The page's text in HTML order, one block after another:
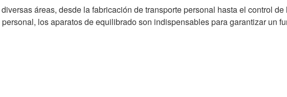
áreas, desde la fabricación de transporte personal hasta el control
los aparatos de equilibrado son indispensables para garantizar un